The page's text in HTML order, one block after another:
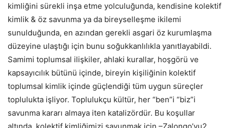
kimliğini sürekli inşa etme yolculuğunda, kendisine kolektif
kimlik & öz savunma ya da bireyselleşme ikilemi
sunulduğunda, en azından gerekli asgari öz kurumlaşma
düzeyine ulaştığı için bunu soğukkanlılıkla yanıtlayabildi.
Samimi toplumsal ilişkiler, ahlaki kurallar, hoşgörü ve
kapsayıcılık bütünü içinde, bireyin kişiliğinin kolektif
toplumsal kimlik içinde güçlendiği tüm uygun süreçler
toplulukta işliyor. Toplulukçu kültür, her “ben”i “biz”i
savunma kararı almaya iten katalizördür. Bu koşullar